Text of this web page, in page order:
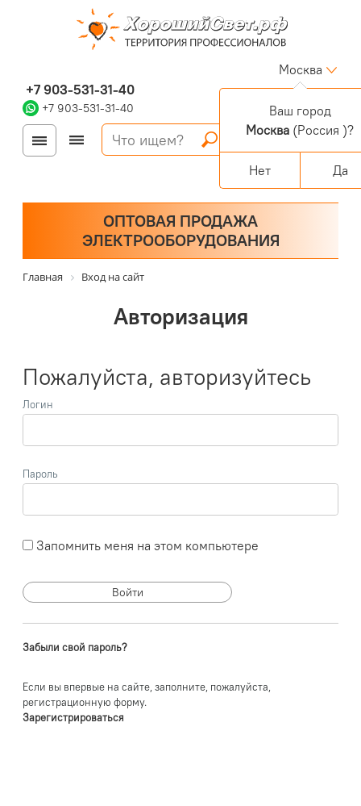
+7 903-531-31-40
+7 903-531-31-40
Москва
Войти
Регистрация
Корзина
0 позиций
Персональный раздел
ОПТОВАЯ ПРОДАЖА
ЭЛЕКТРООБОРУДОВАНИЯ
Главная Вход на сайт
Авторизация
Пожалуйста, авторизуйтесь
Логин
Пароль
Запомнить меня на этом компьютере
Забыли свой пароль?
Если вы впервые на сайте, заполните, пожалуйста,
регистрационную форму.
Зарегистрироваться
Ваш город
Москва (Россия )?
Нет Да